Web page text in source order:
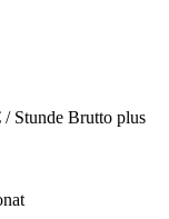
Stunde Brutto plus